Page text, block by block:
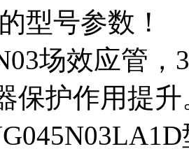
型号参数！
场效应管
保护作用提升